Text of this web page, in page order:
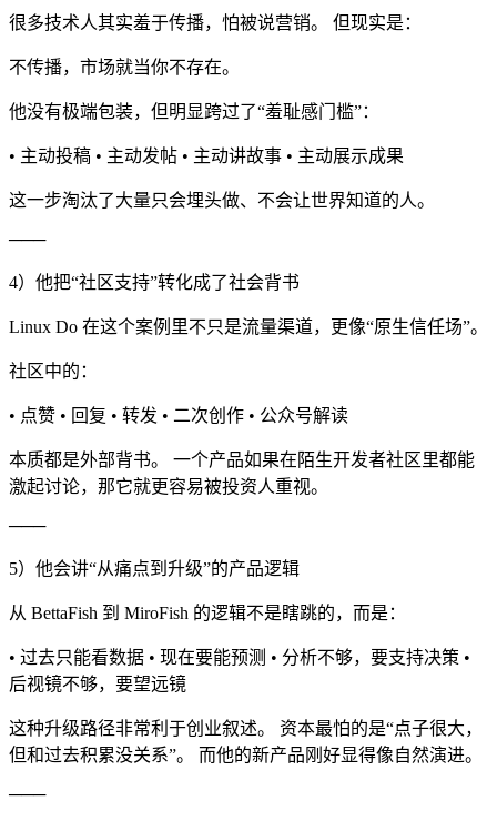
很多技术人其实羞于传播，怕被说营销。 但现实是：
不传播，市场就当你不存在。
他没有极端包装，但明显跨过了“羞耻感门槛”：
• 主动投稿 • 主动发帖 • 主动讲故事 • 主动展示成果
这一步淘汰了大量只会埋头做、不会让世界知道的人。
───
4）他把“社区支持”转化成了社会背书
Linux Do 在这个案例里不只是流量渠道，更像“原生信任场”。
社区中的：
• 点赞 • 回复 • 转发 • 二次创作 • 公众号解读
本质都是外部背书。 一个产品如果在陌生开发者社区里都能
激起讨论，那它就更容易被投资人重视。
───
5）他会讲“从痛点到升级”的产品逻辑
从 BettaFish 到 MiroFish 的逻辑不是瞎跳的，而是：
• 过去只能看数据 • 现在要能预测 • 分析不够，要支持决策 •
后视镜不够，要望远镜
这种升级路径非常利于创业叙述。 资本最怕的是“点子很大，
但和过去积累没关系”。 而他的新产品刚好显得像自然演进。
───